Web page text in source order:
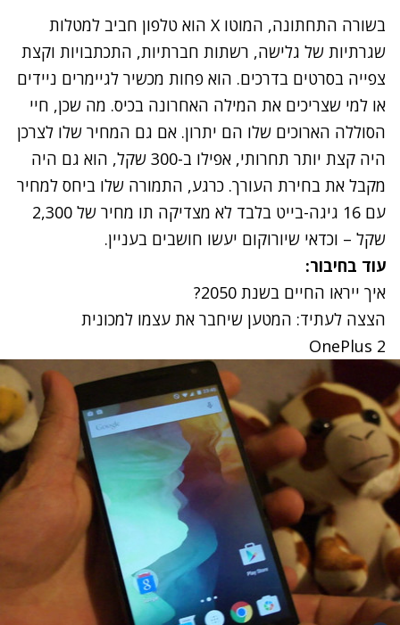
בשורה התחתונה, המוטו X הוא טלפון חביב למטלות
שגרתיות של גלישה, רשתות חברתיות, התכתבויות וקצת
צפייה בסרטים בדרכים. הוא פחות מכשיר לגיימרים ניידים
או למי שצריכים את המילה האחרונה בכיס. מה שכן, חיי
הסוללה הארוכים שלו הם יתרון. אם גם המחיר שלו לצרכן
היה קצת יותר תחרותי, אפילו ב-300 שקל, הוא גם היה
מקבל את בחירת העורך. כרגע, התמורה שלו ביחס למחיר
עם 16 גיגה-בייט בלבד לא מצדיקה תו מחיר של 2,300
שקל – וכדאי שיורוקום יעשו חושבים בעניין.
עוד בחיבור:
איך ייראו החיים בשנת 2050?
הצצה לעתיד: המטען שיחבר את עצמו למכונית
OnePlus 2